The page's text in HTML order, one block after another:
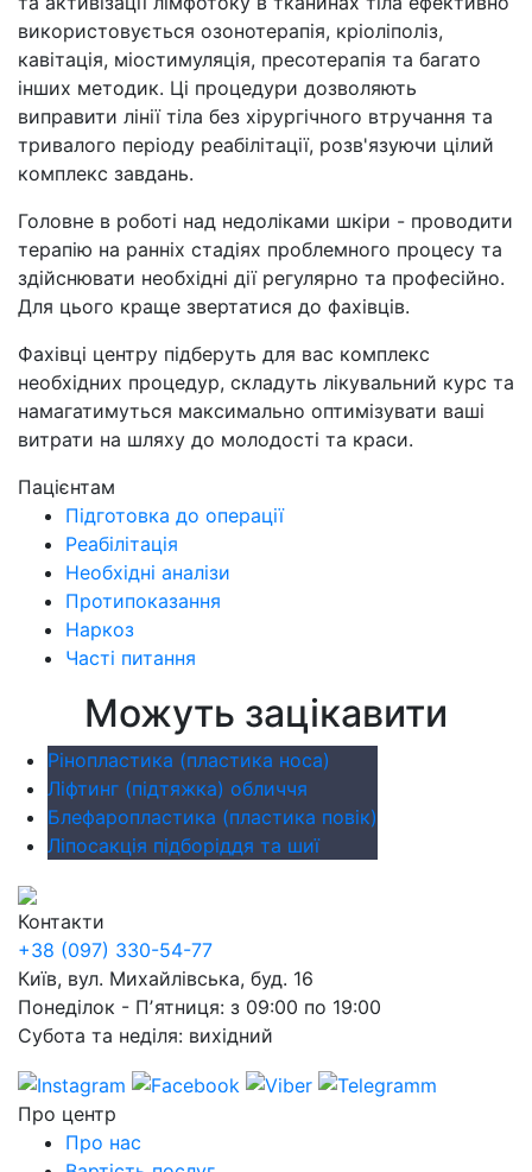
використовується озонотерапія, кріоліполіз,
кавітація, міостимуляція, пресотерапія та багато
інших методик. Ці процедури дозволяють
виправити лінії тіла без хірургічного втручання та
тривалого періоду реабілітації, розв'язуючи цілий
комплекс завдань.
Головне в роботі над недоліками шкіри - проводити
терапію на ранніх стадіях проблемного процесу та
здійснювати необхідні дії регулярно та професійно.
Для цього краще звертатися до фахівців.
Фахівці центру підберуть для вас комплекс
необхідних процедур, складуть лікувальний курс та
намагатимуться максимально оптимізувати ваші
витрати на шляху до молодості та краси.
Пацієнтам
Підготовка до операції
Реабілітація
Необхідні аналізи
Протипоказання
Наркоз
Часті питання
Можуть зацікавити
Рінопластика (пластика носа)
Ліфтинг (підтяжка) обличчя
Блефаропластика (пластика повік)
Ліпосакція підборіддя та шиї
Контакти
+38 (097) 330-54-77
Київ, вул. Михайлівська, буд. 16
Понеділок - Пʼятниця: з 09:00 по 19:00
Субота та неділя: вихідний
Про центр
Про нас